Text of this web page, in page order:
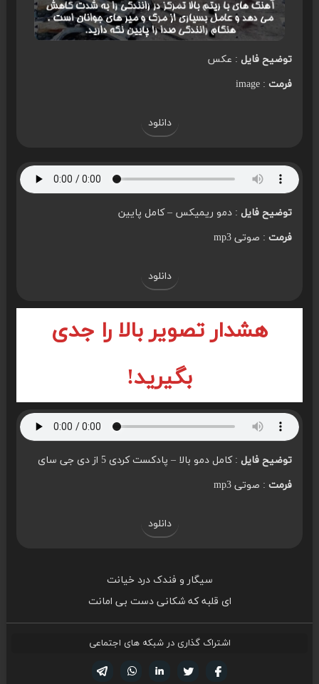
توضیح فایل: عکس
فرمت: image
دانلود
توضیح فایل: دمو ریمیکس – کامل پایین
فرمت: صوتی mp3
دانلود
هشدار تصویر بالا را جدی
بگیرید!
توضیح فایل: کامل دمو بالا – پادکست کردی 5 از دی جی سای
فرمت: صوتی mp3
دانلود
سیگار و فندک درد خیانت
ای قلبه که شکانی دست بی امانت
اشتراک گذاری در شبکه های اجتماعی
لینکدین تویتر
فیسوک